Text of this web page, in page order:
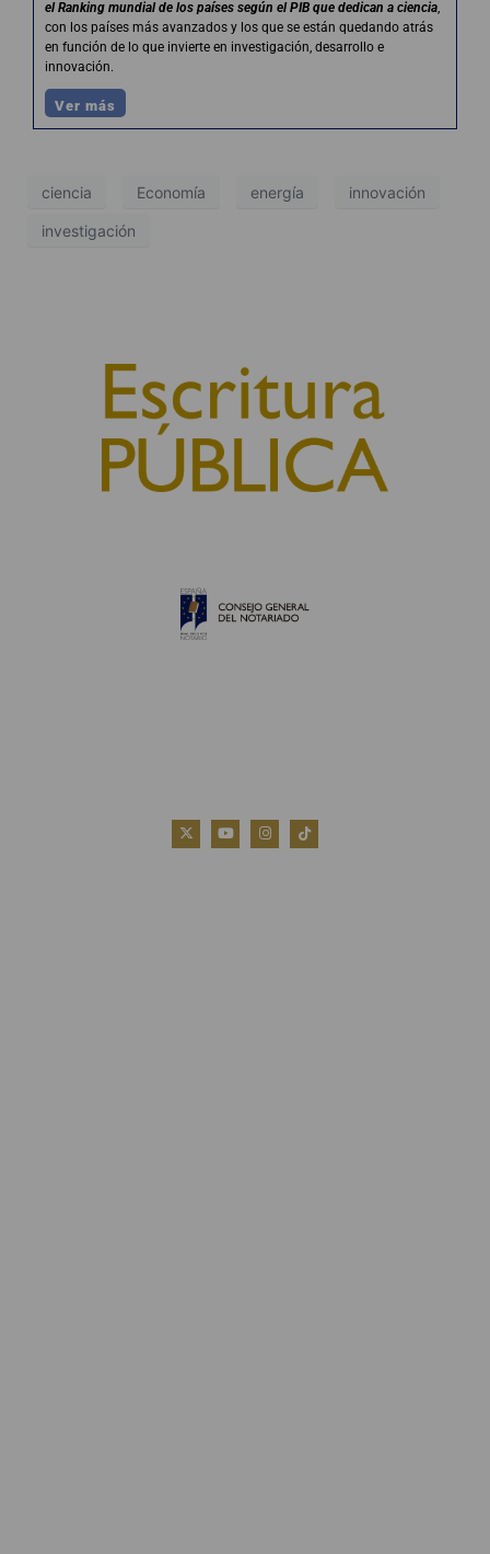
el Ranking mundial de los países según el PIB que dedican a ciencia,
con los países más avanzados y los que se están quedando atrás
en función de lo que invierte en investigación, desarrollo e
innovación.
Ver más
ciencia Economía energía innovación
investigación